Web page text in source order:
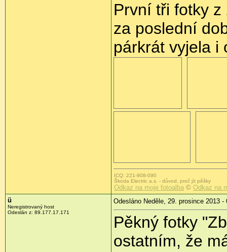
První tři fotky
za poslední
párkrát vyjela i
ICQ: 221-908-090
Škoda Electric a.s. - důvod, proč jít pěšky
Odkaz na moje fotoalba © Odkaz na
ü
Neregistrovaný host
Odeslán z: 89.177.17.171
Odesláno Neděle, 29. prosince 2013 -
Pěkný fotky
ostatním, že